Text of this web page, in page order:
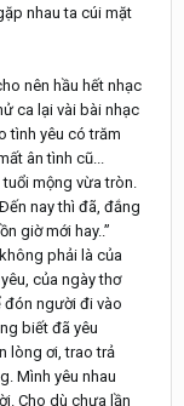
nhau ta cúi mặt
nên hầu hết nhạc
ca lại vài bài nhạc
tình yêu có trăm
ân tình cũ...
mộng vừa tròn.
nay thì đã, đắng
giờ mới hay..”
phải là của
của ngày thơ
đón người đi vào
biết đã yêu
lòng ơi, trao trả
Mình yêu nhau
Cho dù chưa lần